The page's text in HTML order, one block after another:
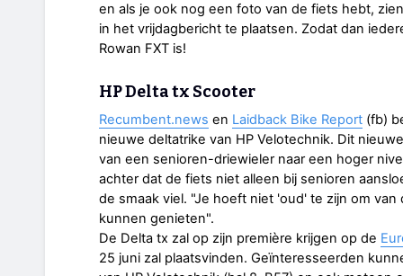
en als je ook nog een foto van de fiets hebt,
in het vrijdagbericht te plaatsen. Zodat dan
Rowan FXT is!
HP Delta tx Scooter
Recumbent.news en Laidback Bike Report (fb)
nieuwe deltatrike van HP Velotechnik. Dit
van een senioren-driewieler naar een hoger
achter dat de fiets niet alleen bij senioren
de smaak viel. "Je hoeft niet 'oud' te zijn om
kunnen genieten".
De Delta tx zal op zijn première krijgen op de
25 juni zal plaatsvinden. Geïnteresseerden